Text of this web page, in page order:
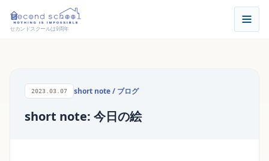
セカンドスクールは9周年
2023.03.07 short note/ ブログ
short note: 今日の絵